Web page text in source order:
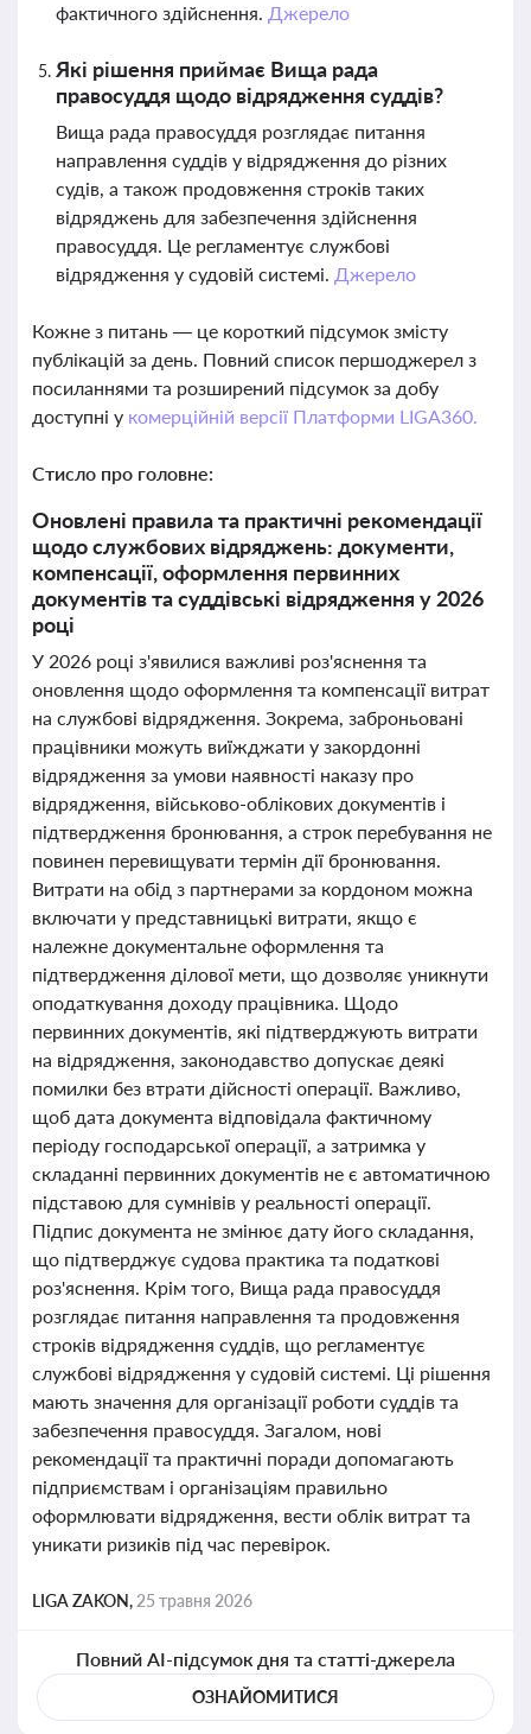
фактичного здійснення. Джерело
Які рішення приймає Вища рада
правосуддя щодо відрядження суддів?
Вища рада правосуддя розглядає питання
направлення суддів у відрядження до різних
судів, а також продовження строків таких
відряджень для забезпечення здійснення
правосуддя. Це регламентує службові
відрядження у судовій системі. Джерело
Кожне з питань — це короткий підсумок змісту
публікацій за день. Повний список першоджерел з
посиланнями та розширений підсумок за добу
доступні у комерційній версії Платформи LIGA360.
Стисло про головне:
Оновлені правила та практичні рекомендації
щодо службових відряджень: документи,
компенсації, оформлення первинних
документів та суддівські відрядження у 2026
році
У 2026 році з'явилися важливі роз'яснення та
оновлення щодо оформлення та компенсації витрат
на службові відрядження. Зокрема, заброньовані
працівники можуть виїжджати у закордонні
відрядження за умови наявності наказу про
відрядження, військово-облікових документів і
підтвердження бронювання, а строк перебування не
повинен перевищувати термін дії бронювання.
Витрати на обід з партнерами за кордоном можна
включати у представницькі витрати, якщо є
належне документальне оформлення та
підтвердження ділової мети, що дозволяє уникнути
оподаткування доходу працівника. Щодо
первинних документів, які підтверджують витрати
на відрядження, законодавство допускає деякі
помилки без втрати дійсності операції. Важливо,
щоб дата документа відповідала фактичному
періоду господарської операції, а затримка у
складанні первинних документів не є автоматичною
підставою для сумнівів у реальності операції.
Підпис документа не змінює дату його складання,
що підтверджує судова практика та податкові
роз'яснення. Крім того, Вища рада правосуддя
розглядає питання направлення та продовження
строків відрядження суддів, що регламентує
службові відрядження у судовій системі. Ці рішення
мають значення для організації роботи суддів та
забезпечення правосуддя. Загалом, нові
рекомендації та практичні поради допомагають
підприємствам і організаціям правильно
оформлювати відрядження, вести облік витрат та
уникати ризиків під час перевірок.
LIGA ZAKON, 25 травня 2026
Повний AI-підсумок дня та статті-джерела
ОЗНАЙОМИТИСЯ